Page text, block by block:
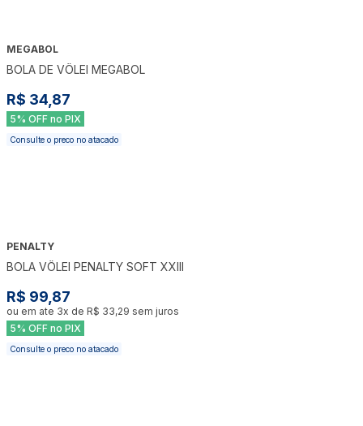
MEGABOL
BOLA DE VÔLEI MEGABOL
R$ 34,87
5% OFF no PIX
Consulte o preco no atacado
PENALTY
BOLA VÔLEI PENALTY SOFT XXIII
R$ 99,87
ou em ate 3x de R$ 33,29 sem juros
5% OFF no PIX
Consulte o preco no atacado